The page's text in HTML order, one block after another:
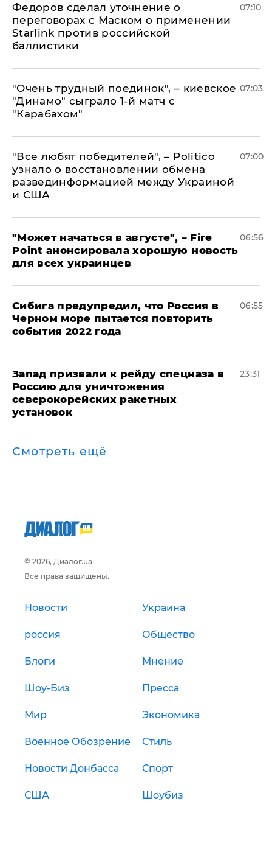
Федоров сделал уточнение о
переговорах с Маском о применении
Starlink против российской
баллистики
07:10
"Очень трудный поединок", – киевское
"Динамо" сыграло 1-й матч с
"Карабахом"
07:03
​"Все любят победителей", – Politico
узнало о восстановлении обмена
развединформацией между Украиной
и США
07:00
"Может начаться в августе", – Fire
Point анонсировала хорошую новость
для всех украинцев
06:56
Сибига предупредил, что Россия в
Черном море пытается повторить
события 2022 года
06:55
Запад призвали к рейду спецназа в
Россию для уничтожения
северокорейских ракетных
установок
23:31
Смотреть ещё
© 2026, Диалог.ua
Все права защищены.
Новости Украина
россия Общество
Блоги Мнение
Шоу-Биз Пресса
Мир Экономика
Военное Обозрение Стиль
Новости Донбасса Спорт
США Шоубиз